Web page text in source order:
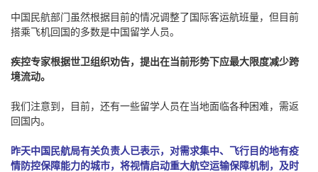
中国民航部门虽然根据目前的情况调整了国际客运航班量，但目前
搭乘飞机回国的多数是中国留学人员。
疾控专家根据世卫组织劝告，提出在当前形势下应最大限度减少跨
境流动。
我们注意到，目前，还有一些留学人员在当地面临各种困难，需返
回国内。
昨天中国民航局有关负责人已表示，对需求集中、飞行目的地有疫
情防控保障能力的城市，将视情启动重大航空运输保障机制，及时